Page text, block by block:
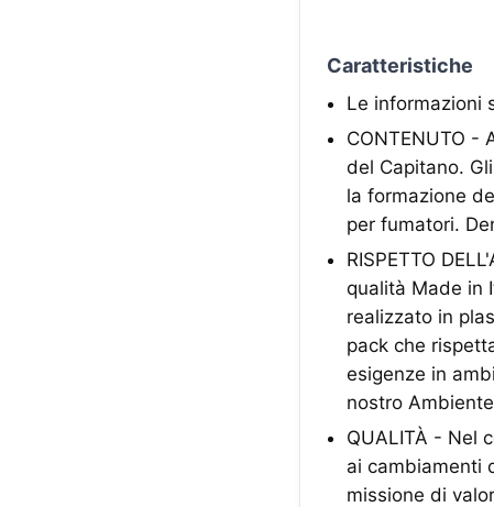
Caratteristiche
Le informazioni
CONTENUTO -
del Capitano.
la formazione
per fumatori.
RISPETTO
qualità Made in
realizzato in
pack che
esigenze in
nostro
QUALITÀ - Nel
ai cambiamenti
missione di